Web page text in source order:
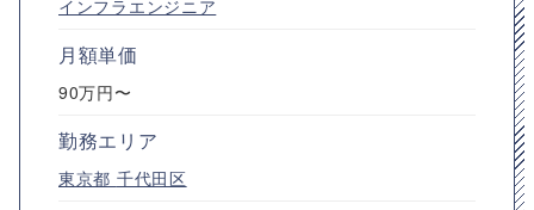
インフラエンジニア
月額単価
90万円〜
勤務エリア
東京都 千代田区